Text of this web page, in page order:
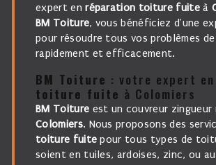
expert enréparation toiture fuiteà
BM Toiture, vous bénéficiez d'une
pour résoudre tous vos problèmes
rapidement et efficacement.
BM Toiture : votre expert en
toiture fuite à Colomiers
BM Toiture est un couvreur zingueur
Colomiers. Nous proposons des
toiture fuite pour tous types de
soient en tuiles, ardoises, zinc, ou